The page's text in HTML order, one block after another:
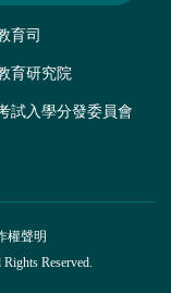
育司
育研究院
試入學分發委員會
權聲明
Reserved.